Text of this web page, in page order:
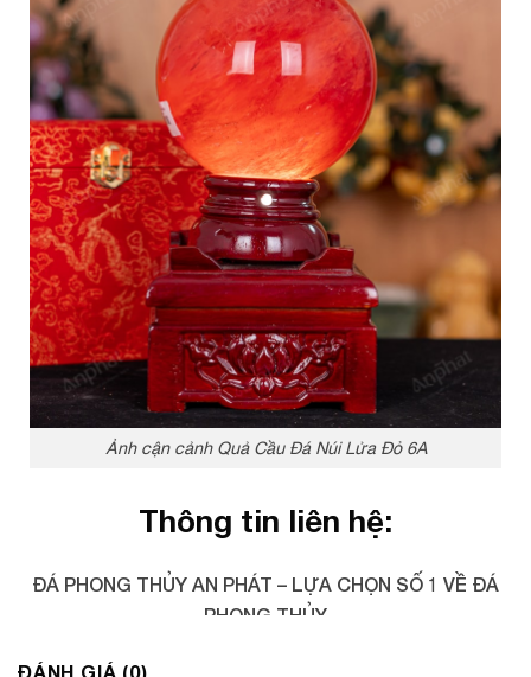
Ảnh cận cảnh Quả Cầu Đá Núi Lửa Đỏ 6A
Thông tin liên hệ:
ĐÁ PHONG THỦY AN PHÁT – LỰA CHỌN SỐ 1 VỀ ĐÁ
PHONG THỦY
ĐÁNH GIÁ (0)